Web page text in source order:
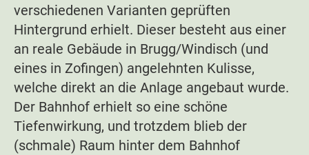
verschiedenen Varianten geprüften
Hintergrund erhielt. Dieser besteht aus einer
an reale Gebäude in Brugg/Windisch (und
eines in Zofingen) angelehnten Kulisse,
welche direkt an die Anlage angebaut wurde.
Der Bahnhof erhielt so eine schöne
Tiefenwirkung, und trotzdem blieb der
(schmale) Raum hinter dem Bahnhof